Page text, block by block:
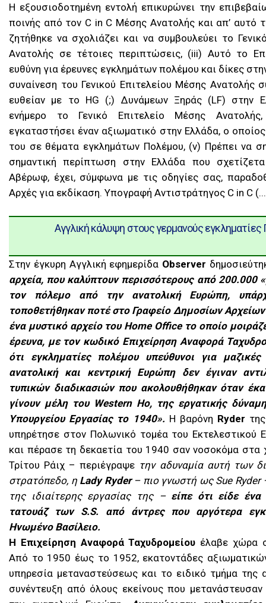
Η εξουσιοδοτημένη εντολή επικυρώνει την
ποινής από τον C in C Μέσης Ανατολής και απ’ αυτό
ζητήθηκε να σχολιάζει και να συμβουλεύει το
Ανατολής σε τέτοιες περιπτώσεις, (iii) Αυτό το
ευθύνη για έρευνες εγκλημάτων πολέμου και δίκες
συναίνεση του Γενικού Επιτελείου Μέσης Ανατολής
ευθείαν με το HG (;) Δυνάμεων Ξηράς (LF) στην
ενήμερο το Γενικό Επιτελείο Μέσης
εγκαταστήσει έναν αξιωματικό στην Ελλάδα, ο
του σε θέματα εγκλημάτων Πολέμου, (ν) Πρέπει να
σημαντική περίπτωση στην Ελλάδα που
Αβέρωφ, έχει, σύμφωνα με τις οδηγίες σας,
Αρχές για εκδίκαση. Υπογραφή Αντιστράτηγος C in C
Αγγλική κάλυψη στους γερμανούς εγκληματίες
Στην έγκυρη Αγγλική εφημερίδα Observer
αρχεία, που καλύπτουν περισσότερους από 200.000
τον πόλεμο από την ανατολική Ευρώπη,
τοποθετήθηκαν ποτέ στο Γραφείο Δημοσίων Αρχείων
ένα μυστικό αρχείο του Home Office το οποίο
έρευνα, με τον κωδικό Επιχείρηση Αναφορά
ότι εγκληματίες πολέμου υπεύθυνοι για
ανατολική και κεντρική Ευρώπη δεν έγιναν
τυπικών διαδικασιών που ακολουθήθηκαν όταν
γίνουν μέλη του Western Ho, της εργατικής
Υπουργείου Εργασίας το 1940». Η βαρόνη Ryder
υπηρέτησε στον Πολωνικό τομέα του Εκτελεστικού
και πέρασε τη δεκαετία του 1940 σαν νοσοκόμα στα
Τρίτου Ράιχ – περιέγραψε την αδυναμία αυτή των
στρατόπεδο, η Lady Ryder– πιο γνωστή ως Sue Ryder
της ιδιαίτερης εργασίας της – είπε ότι είδε
τατουάζ των S.S. από άντρες που αργότερα
Ηνωμένο Βασίλειο.
Η Επιχείρηση Αναφορά Ταχυδρομείου έλαβε χώρα
Από το 1950 έως το 1952, εκατοντάδες
υπηρεσία μεταναστεύσεως και το ειδικό τμήμα της
συνέντευξη από όλους εκείνους που